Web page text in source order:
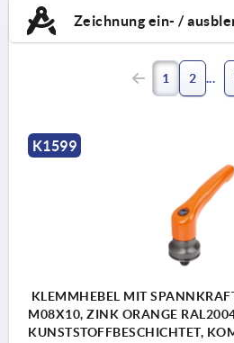
Zeichnung ein- /
1 2
K1599
KLEMMHEBEL MIT
M08X10, ZINK ORANGE
KUNSTSTOFFBESCHICHTET,